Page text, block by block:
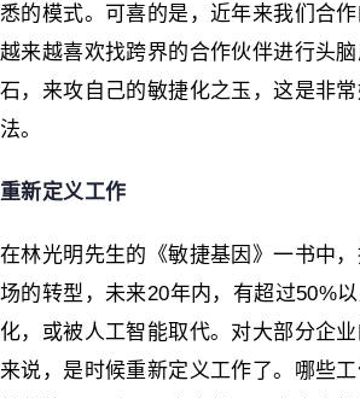
悉的模式。可喜的是，近年来我们合
越来越喜欢找跨界的合作伙伴进行头
石，来攻自己的敏捷化之玉，这是非
法。
重新定义工作
在林光明先生的《敏捷基因》一书中
场的转型，未来20年内，有超过50%
化，或被人工智能取代。对大部分企
来说，是时候重新定义工作了。哪些